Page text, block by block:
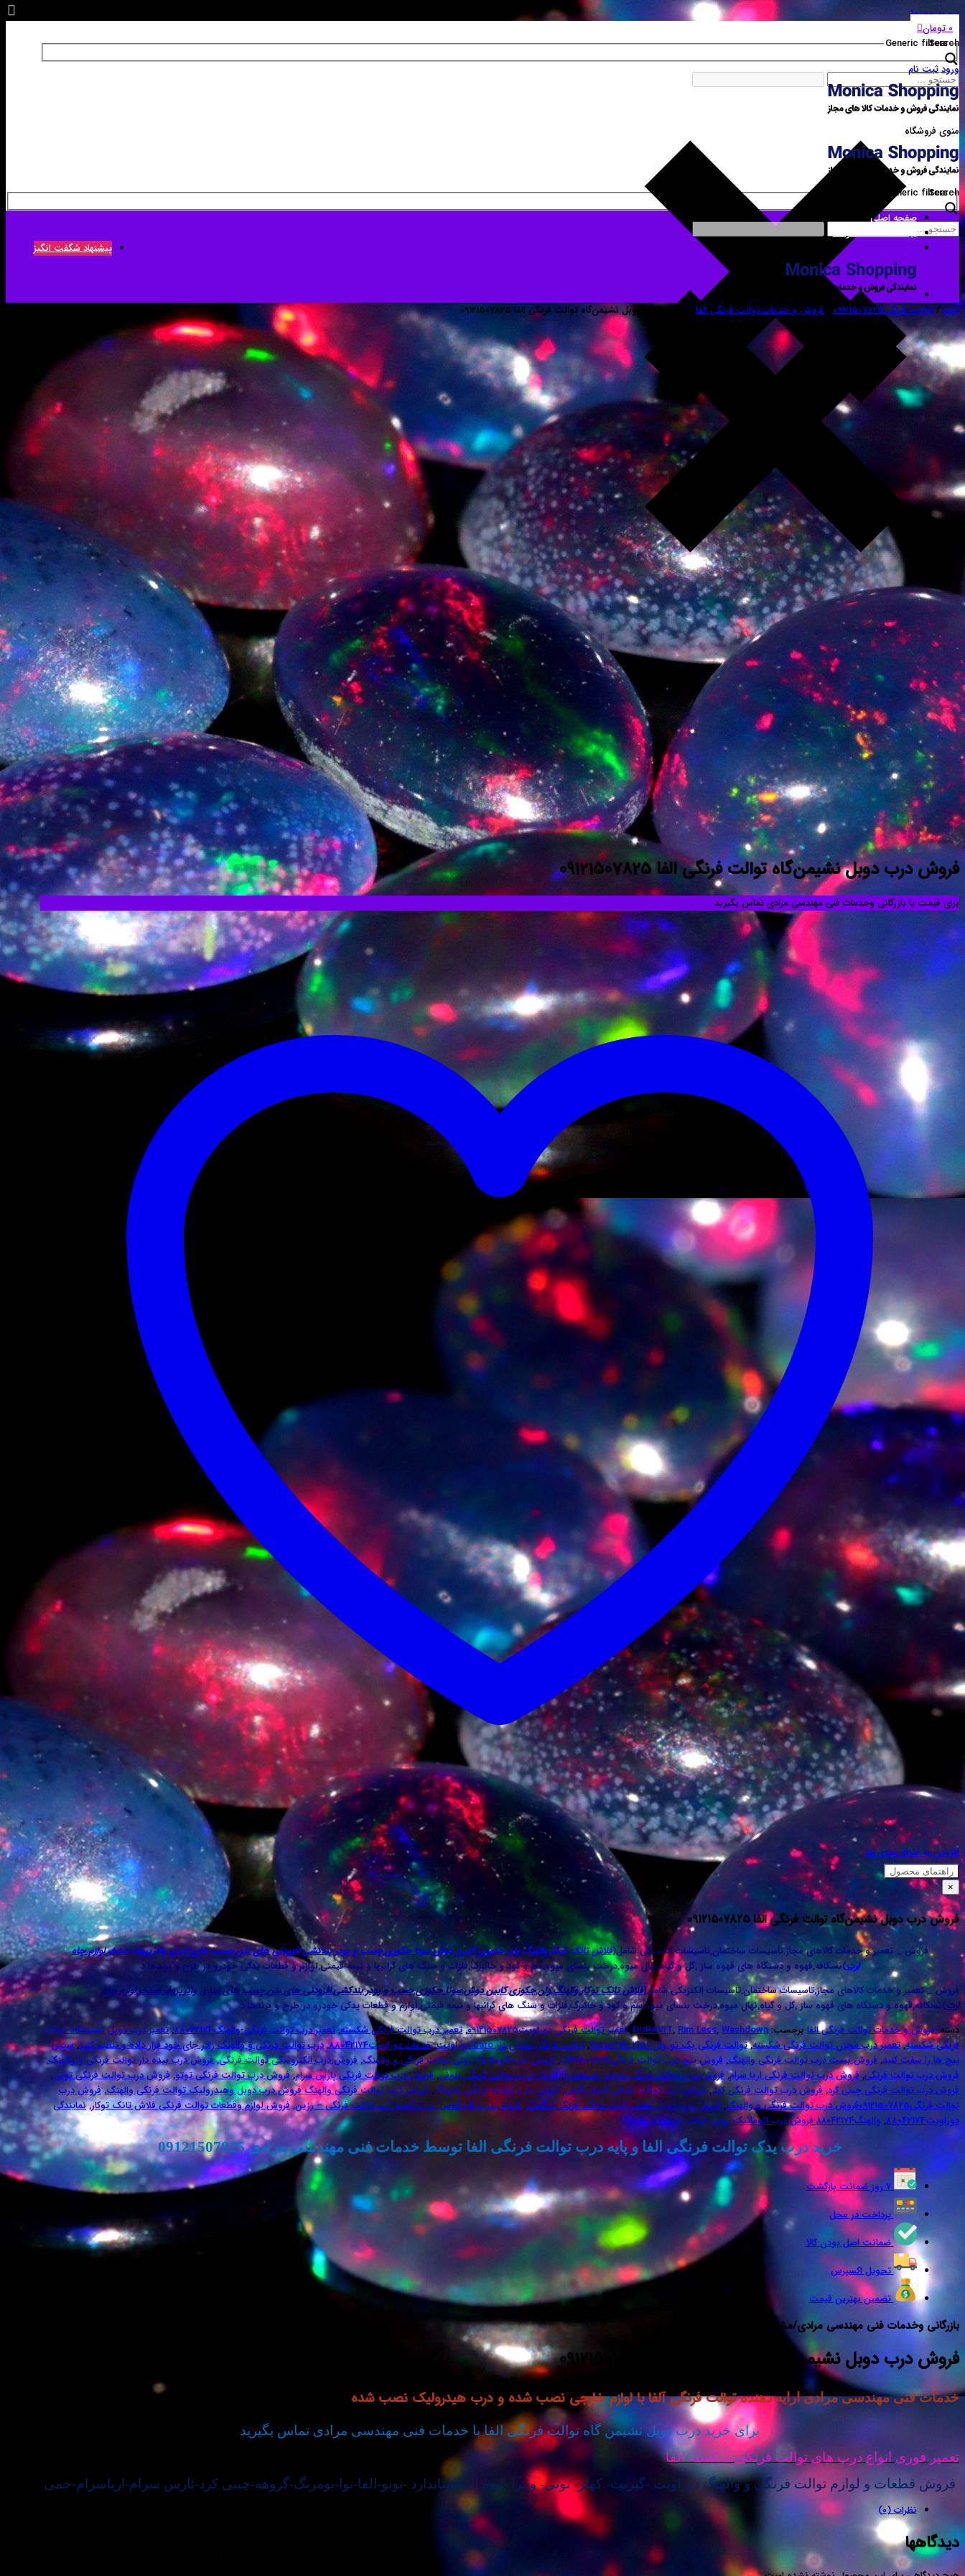
برو به محتوا
0تومان
Search
Generic filters
ورودثبت نام
منوی فروشگاه
Search
Generic filters
صفحه اصلی
لیست همه محصولات
پیشنهاد شگفت انگیز
خانه/توالت فرنگی09121507825 فروش و خدمات توالت فرنگی الفا / فروش درب دوبل نشیمن‌گاه توالت فرنگی الفا 09121507825
فروش درب دوبل نشیمن‌گاه توالت فرنگی الفا 09121507825
برای قیمت با بازرگانی وخدمات فنی مهندسی مرادی تماس بگیرید
افزودن به علاقه مندی ها
راهنمای محصول
×
فروش درب دوبل نشیمن‌گاه توالت فرنگی الفا 09121507825
فروش _ تعمیر و خدمات کالاهای مجاز,تاسیسات ساختمان,تاسیسات الکتزیکی شامل(فلاش تانک توکار,والهنگ,وان,جکوزی,کابین دوش,سونا جکوزی,چسب و پودر بندکشی,افزودنی های بتن,چسب های ابندی واترپروف استخر,لوازم چاه
ارت)نسکافه,قهوه و دستگاه های قهوه ساز ,گل و گیاه,نهال میوه,درخت بنسای میوه,سم و کود و خاکبرگ,فلزات و سنگ های گرانبها و نیمه قیمتی,لوازم و قطعات یدکی خودرو در طرح و برندها د
فروش _ تعمیر و خدمات کالاهای مجاز,تاسیسات ساختمان,تاسیسات الکتزیکی شامل(فلاش تانک توکار,والهنگ,وان,جکوزی,کابین دوش,سونا جکوزی,چسب و پودر بندکشی,افزودنی های بتن,چسب های ابندی واترپروف استخر,لوازم چاه
ارت)نسکافه,قهوه و دستگاه های قهوه ساز ,گل و گیاه,نهال میوه,درخت بنسای میوه,سم و کود و خاکبرگ,فلزات و سنگ های گرانبها و نیمه قیمتی,لوازم و قطعات یدکی خودرو در طرح و برندها د
دسته:فروش و خدمات توالت فرنگی الفا برچسب: DURAVIT,Rim Less,Washdown
,تعمیر توالت فرنگی دوراویت09121507825 ,تعمیر درب توالت فرنگی شکسته,تعمیر درب توالت فرنگی-والهنگ88042174 ,تعمیر درب دوبل نشیمنگاه توالت
فرنگی شکسته,تعمیر درب مخزن توالت فرنگی شکسته,توالت فرنگی بک تو وال durastyle 2150 , توالت فرنگی مخزن دار caro دوراویت ,خدمات دوراویت88042174 ,درب توالت فرنگی و والهنگ رادر جای خود قرار داده و تنظیم کنید,سپس
پیچ ها را سفت کنید,فروش بست درب توالت فرنگی والهنگ,فروش پیچ درب توالت فرنگی09121507825 , فروش درب اتوماتیک رولی توالت فرنگی و والهنگ,فروش درب الکترونیکی توالت فرنگی,فروش درب بیده دار توالت فرنگی و والهنگ,
فروش درب توالت فرنگی,فروش درب توالت فرنگی اریا سرام,فروش درب توالت فرنگی امریکن استاندارد,فروش درب توالت فرنگی بلونی,فروش درب توالت فرنگی پارس سرام,فروش درب توالت فرنگی توتو,فروش درب توالت فرنگی توتی,
فروش درب توالت فرنگی چینی کرد,فروش درب توالت فرنگی کهلر,فروش درب توالت فرنگی گلسار فارس,فروش درب توالت فرنگی والهنگ, فروش درب توالت فرنگی والهنگ فروش درب دوبل وهیدرولیک توالت فرنگی والهنگ,فروش درب
توالت فرنگی09121507825فروش درب توالت فرنگی و والهنگ
,فروش درب دوبل وهیدرولیک توالت فرنگی والهنگ, فروش درب فایبرگلاس_درب کامپوزیت توالت فرنگی – رزین,فروش لوازم وقطعات توالت فرنگی فلاش تانک توکار,نمایندگی
دوراویت88042174
, والهنگ۸۸۰۴۲۱۷۴ فروش درب اتوماتیک رولی توالت فرنگی و والهنگ
خرید درب یدک توالت فرنگی الفا و پایه درب توالت فرنگی الفا توسط خدمات فنی مهندسی مرادی 09121507825
۷ روز ضمانت بازگشت
پرداخت در محل
ضمانت اصل بودن کالا
تحویل اکسپرس
تضمین بهترین قیمت
بازرگانی وخدمات فنی مهندسی مرادی/مشاوره خرید-فروش09121507825
فروش درب دوبل نشیمن‌گاه توالت فرنگی الفا 09121507825
خدمات فنی مهندسی مرادی ارایه دهندهتوالت فرنگی آلفا با لوازم خارجی نصب شده و درب هیدرولیک نصب شده
برای خرید درب دوبل نشیمن گاه توالت فرنگی الفا با خدمات فنی مهندسی مرادی تماس بگیرید
تعمیر فوری انواع درب های توالت فرنگی شکسته الفا
فروش قطعات و لوازم توالت فرنگی و والهنگ دوراویت -گبریت- کهلر- توتی- ویترا -ایده ال استاندارد -توتو-الفا-نوا-بومرنگ-گروهه-چینی کرد-ئارس سرام-اریاسرام-جمی
نظرات (0)
دیدگاهها